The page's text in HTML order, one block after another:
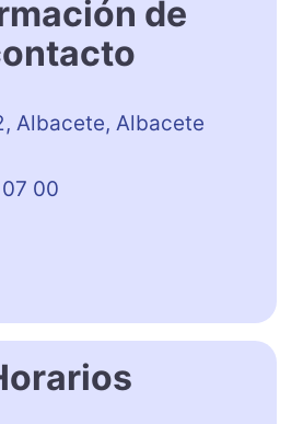
de
Albacete, Albacete
00